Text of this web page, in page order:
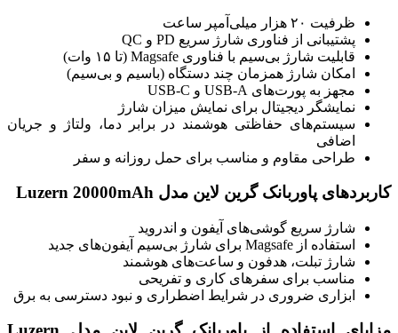
ظرفیت ۲۰ هزار میلی‌آمپر ساعت
پشتیبانی از فناوری شارژ سریع PD و QC
قابلیت شارژ بی‌سیم با فناوری Magsafe (تا ۱۵ وات)
امکان شارژ همزمان چند دستگاه (باسیم و بی‌سیم)
مجهز به پورت‌های USB-A و USB-C
نمایشگر دیجیتال برای نمایش میزان شارژ
سیستم‌های حفاظتی هوشمند در برابر دما، ولتاژ و جریان
اضافی
طراحی مقاوم و مناسب برای حمل روزانه و سفر
کاربردهای پاوربانک گرین لاین مدل Luzern 20000mAh
شارژ سریع گوشی‌های آیفون و اندروید
استفاده از Magsafe برای شارژ بی‌سیم آیفون‌های جدید
شارژ تبلت، هدفون و ساعت‌های هوشمند
مناسب برای سفرهای کاری و تفریحی
ابزاری ضروری در شرایط اضطراری و نبود دسترسی به برق